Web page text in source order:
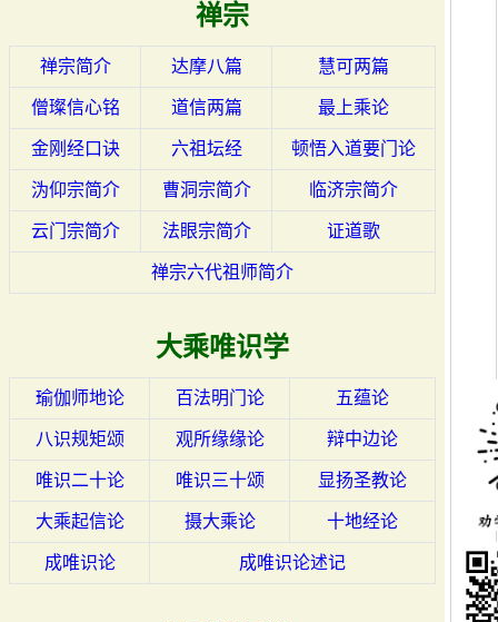
禅宗
禅宗简介 达摩八篇 慧可两篇
僧璨信心铭 道信两篇 最上乘论
金刚经口诀 六祖坛经 顿悟入道要门论
沩仰宗简介 曹洞宗简介 临济宗简介
云门宗简介 法眼宗简介 证道歌
禅宗六代祖师简介
大乘唯识学
瑜伽师地论 百法明门论 五蕴论
八识规矩颂 观所缘缘论 辩中边论
唯识二十论 唯识三十颂 显扬圣教论
大乘起信论 摄大乘论 十地经论
成唯识论 成唯识论述记